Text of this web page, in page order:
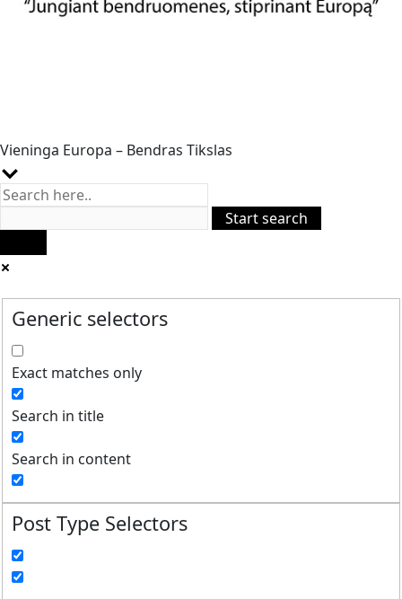
Vieninga Europa – Bendras Tikslas
Generic selectors
Exact matches only
Search in title
Search in content
Post Type Selectors